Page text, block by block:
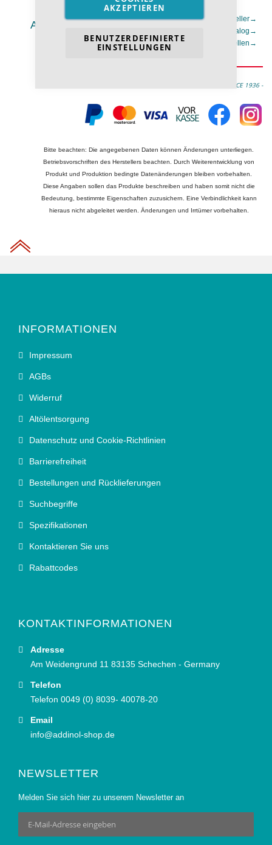
AKZEPTIEREN
BENUTZERDEFINIERTE
EINSTELLUNGEN
ADDINOL Marken Schmierstoffe Top Seller→
Gesamtkatalog →
Anfrage stellen →
- THE ART OF OIL SINCE 1936 -
Bitte beachten: Die angegebenen Daten können Änderungen unterliegen.
Betriebsvorschriften des Herstellers beachten. Durch Weiterentwicklung von
Produkt und Produktion bedingte Datenänderungen bleiben vorbehalten.
Diese Angaben sollen das Produkte beschreiben und haben somit nicht die
Bedeutung, bestimmte Eigenschaften zuzusichern. Eine Verbindlichkeit kann
hieraus nicht abgeleitet werden. Änderungen und Irrtümer vorbehalten.
INFORMATIONEN
Impressum
AGBs
Widerruf
Altölentsorgung
Datenschutz und Cookie-Richtlinien
Barrierefreiheit
Bestellungen und Rücklieferungen
Suchbegriffe
Spezifikationen
Kontaktieren Sie uns
Rabattcodes
KONTAKTINFORMATIONEN
Adresse
Am Weidengrund 11 83135 Schechen - Germany
Telefon
Telefon 0049 (0) 8039- 40078-20
Email
info@addinol-shop.de
NEWSLETTER
Melden Sie sich hier zu unserem Newsletter an
Anmeldung
zum
Newsletter: